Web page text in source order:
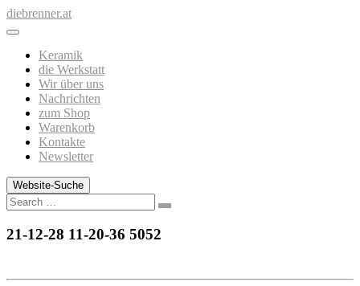
Zum
Inhalt
diebrenner.at
Keramik
die Werkstatt
Wir über uns
Nachrichten
zum Shop
Warenkorb
Kontakte
Newsletter
Website-Suche
Search
21-12-28 11-20-36 5052